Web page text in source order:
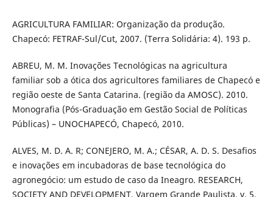
AGRICULTURA FAMILIAR: Organização da produção.
Chapecó: FETRAF-Sul/Cut, 2007. (Terra Solidária: 4). 193 p.
ABREU, M. M. Inovações Tecnológicas na agricultura
familiar sob a ótica dos agricultores familiares de Chapecó e
região oeste de Santa Catarina. (região da AMOSC). 2010.
Monografia (Pós-Graduação em Gestão Social de Políticas
Públicas) – UNOCHAPECÓ, Chapecó, 2010.
ALVES, M. D. A. R; CONEJERO, M. A.; CÉSAR, A. D. S. Desafios
e inovações em incubadoras de base tecnológica do
agronegócio: um estudo de caso da Ineagro. RESEARCH,
SOCIETY AND DEVELOPMENT, Vargem Grande Paulista, v. 5,